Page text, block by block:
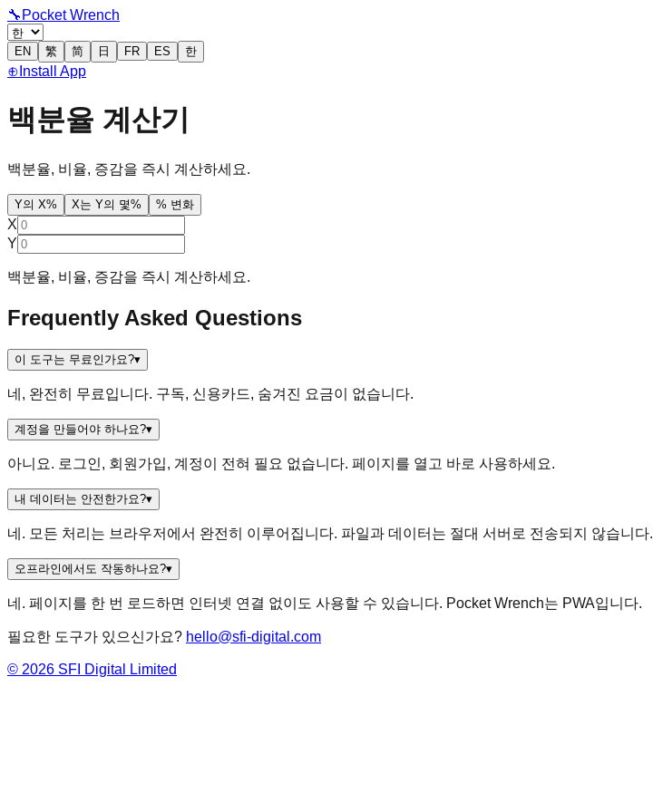
🔧 Pocket Wrench
EN 繁 简 日 FR ES 한
⊕ Install App
백분율 계산기
백분율, 비율, 증감을 즉시 계산하세요.
Y의 X% X는 Y의 몇% % 변화
X
Y
백분율, 비율, 증감을 즉시 계산하세요.
Frequently Asked Questions
이 도구는 무료인가요?▾
네, 완전히 무료입니다. 구독, 신용카드, 숨겨진 요금이 없습니다.
계정을 만들어야 하나요?▾
아니요. 로그인, 회원가입, 계정이 전혀 필요 없습니다. 페이지를 열고 바로 사용하세요.
내 데이터는 안전한가요?▾
네. 모든 처리는 브라우저에서 완전히 이루어집니다. 파일과 데이터는 절대 서버로 전송되지 않습니다.
오프라인에서도 작동하나요?▾
네. 페이지를 한 번 로드하면 인터넷 연결 없이도 사용할 수 있습니다. Pocket Wrench는 PWA입니다.
필요한 도구가 있으신가요? hello@sfi-digital.com
© 2026 SFI Digital Limited